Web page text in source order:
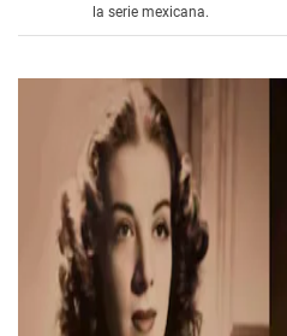
la serie mexicana.